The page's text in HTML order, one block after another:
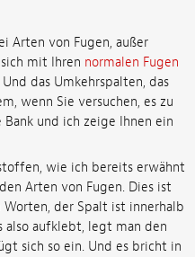
Arten von Fugen, außer
mit Ihren normalen Fugen
Und das Umkehrspalten, das
wenn Sie versuchen, es zu
und ich zeige Ihnen ein
wie ich bereits erwähnt
Arten von Fugen. Dies ist
der Spalt ist innerhalb
also aufklebt, legt man den
sich so ein. Und es bricht in